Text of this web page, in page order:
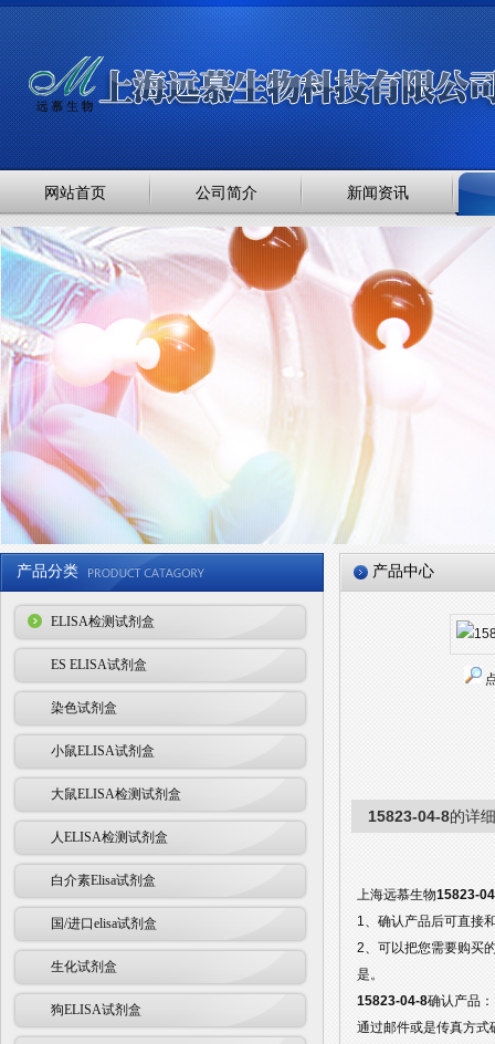
网站首页 公司简介 新闻资讯
产品分类
ELISA检测试剂盒
ES ELISA试剂盒
染色试剂盒
小鼠ELISA试剂盒
大鼠ELISA检测试剂盒
人ELISA检测试剂盒
白介素Elisa试剂盒
国/进口elisa试剂盒
生化试剂盒
狗ELISA试剂盒
产品中心
15823-04-8的详
上海远慕生物15823-
1、确认产品后可直接
2、可以把您需要购买
是。
15823-04-8确认产品：
通过邮件或是传真方式